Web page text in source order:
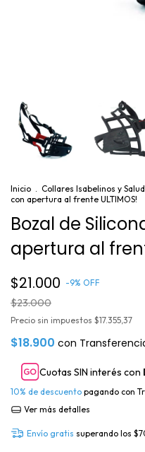
Inicio . Collares Isabelinos y Salud
con apertura al frente ULTIMOS!
Bozal de
apertura al
$21.000 -9% OFF
$23.000
Precio sin impuestos $17.355,37
$18.900 con
Cuotas SIN interés con
10% de descuento pagando con
Ver más detalles
Envío gratis superando los